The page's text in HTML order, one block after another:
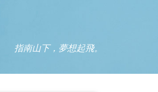
指南山下，夢想起飛。